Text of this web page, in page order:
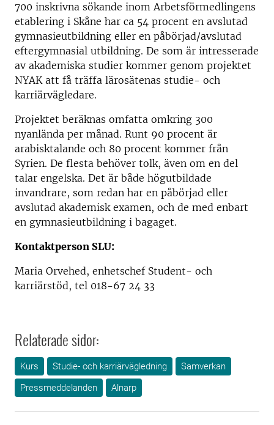
700 inskrivna sökande inom Arbetsförmedlingens
etablering i Skåne har ca 54 procent en avslutad
gymnasieutbildning eller en påbörjad/avslutad
eftergymnasial utbildning. De som är intresserade
av akademiska studier kommer genom projektet
NYAK att få träffa lärosätenas studie- och
karriärvägledare.
Projektet beräknas omfatta omkring 300
nyanlända per månad. Runt 90 procent är
arabisktalande och 80 procent kommer från
Syrien. De flesta behöver tolk, även om en del
talar engelska. Det är både högutbildade
invandrare, som redan har en påbörjad eller
avslutad akademisk examen, och de med enbart
en gymnasieutbildning i bagaget.
Kontaktperson SLU:
Maria Orvehed, enhetschef Student- och
karriärstöd, tel 018-67 24 33
Relaterade sidor:
Kurs Studie- och karriärvägledning
Samverkan
Pressmeddelanden
Alnarp